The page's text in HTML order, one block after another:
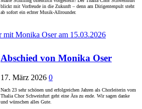
blickt mit Vorfreude in die Zukunft – denn am Dirigentenpult steht
ab sofort ein echter Musik-Allrounder.
Abschied von Monika Oser
17. März 2026 0
Nach 23 sehr schönen und erfolgreichen Jahren als Chorleiterin vom
Thalia Chor Schweinfurt geht eine Ära zu ende. Wir sagen danke
und wünschen alles Gute.